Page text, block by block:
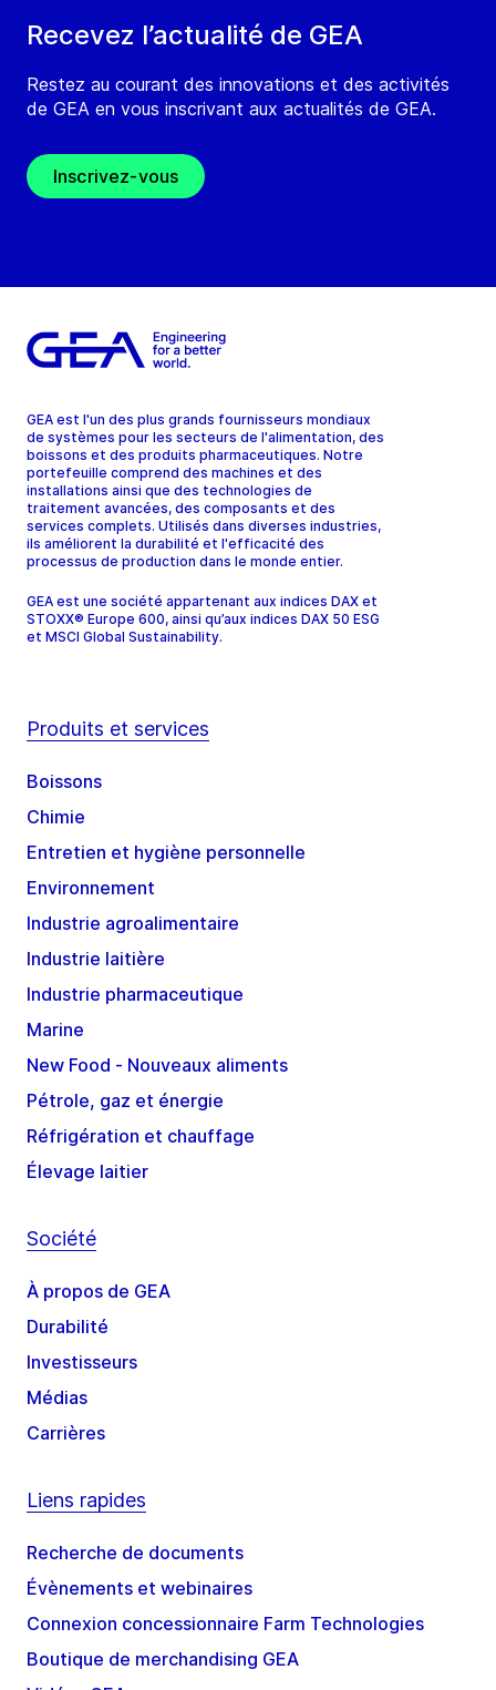
Recevez l’actualité de GEA
Restez au courant des innovations et des activités
de GEA en vous inscrivant aux actualités de GEA.
Inscrivez-vous
GEA est l'un des plus grands fournisseurs mondiaux
de systèmes pour les secteurs de l'alimentation, des
boissons et des produits pharmaceutiques. Notre
portefeuille comprend des machines et des
installations ainsi que des technologies de
traitement avancées, des composants et des
services complets. Utilisés dans diverses industries,
ils améliorent la durabilité et l'efficacité des
processus de production dans le monde entier.
GEA est une société appartenant aux indices DAX et
STOXX® Europe 600, ainsi qu’aux indices DAX 50 ESG
et MSCI Global Sustainability.
Produits et services
Boissons
Chimie
Entretien et hygiène personnelle
Environnement
Industrie agroalimentaire
Industrie laitière
Industrie pharmaceutique
Marine
New Food - Nouveaux aliments
Pétrole, gaz et énergie
Réfrigération et chauffage
Élevage laitier
Société
À propos de GEA
Durabilité
Investisseurs
Médias
Carrières
Liens rapides
Recherche de documents
Évènements et webinaires
Connexion concessionnaire Farm Technologies
Boutique de merchandising GEA